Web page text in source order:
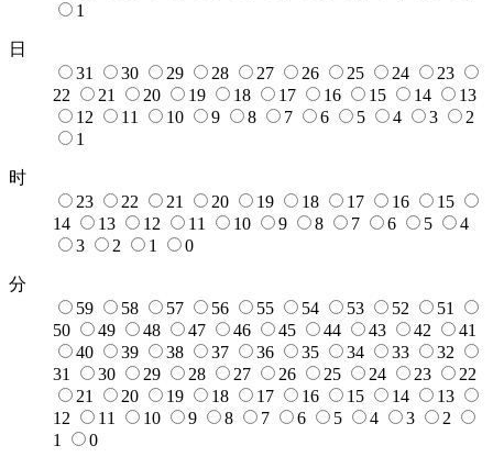
1
日
31
30 29 28 27 26 25 24
23
22
21 20 19 18 17 16 15 14
13
12
11 10 9 8 7 6 5 4 3
2
1
时
23
22 21 20 19 18 17 16
15
14
13 12 11 10 9 8 7 6 5
4
3
2 1 0
分
59
58 57 56 55 54 53 52
51
50
49 48 47 46 45 44 43 42
41
40
39 38 37 36 35 34 33
32
31
30 29 28 27 26 25 24 23
22
21
20 19 18 17 16 15 14
13
12
11 10 9 8 7 6 5 4 3
2
1
0